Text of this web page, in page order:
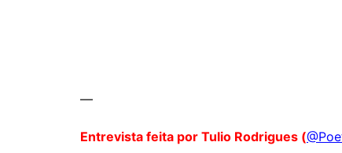
—
Entrevista feita por Tulio Rodrigues (